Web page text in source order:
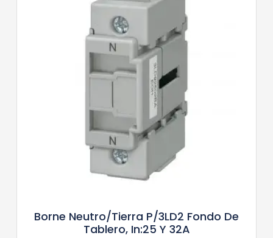
Borne Neutro/tierra P/3LD2 Fondo De
Tablero, In:25 Y 32A